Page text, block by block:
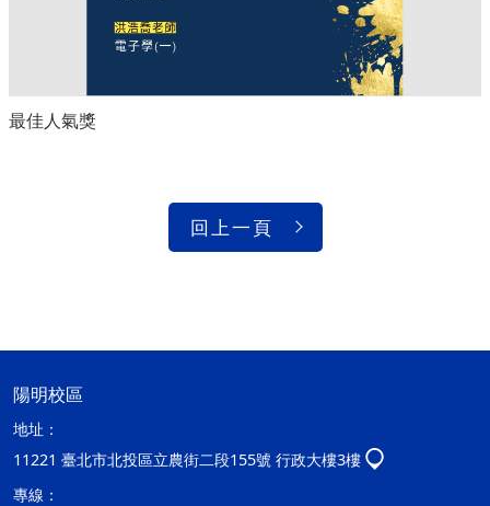
最佳人氣獎
回上一頁
陽明校區
地址：
11221 臺北市北投區立農街二段155號 行政大樓3樓
專線：